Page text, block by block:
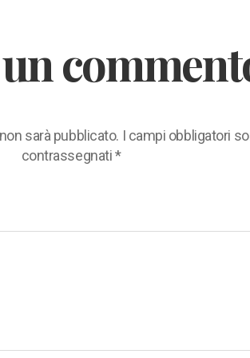
sarà pubblicato. I campi obbligatori
contrassegnati*